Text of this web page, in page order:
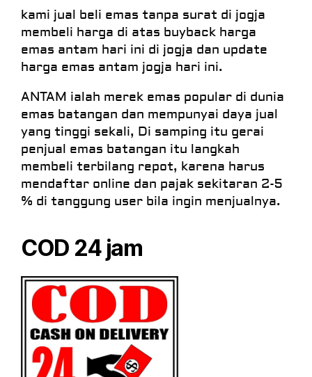
kami jual beli emas tanpa surat di jogja
membeli harga di atas buyback harga
emas antam hari ini di jogja dan update
harga emas antam jogja hari ini.
ANTAM ialah merek emas popular di dunia
emas batangan dan mempunyai daya jual
yang tinggi sekali, Di samping itu gerai
penjual emas batangan itu langkah
membeli terbilang repot, karena harus
mendaftar online dan pajak sekitaran 2-5
% di tanggung user bila ingin menjualnya.
COD 24 jam